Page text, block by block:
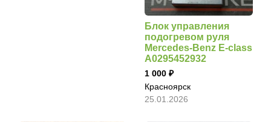
Блок управления
подогревом руля
Mercedes-Benz E-class
A0295452932
1 000
Красноярск
25.01.2026